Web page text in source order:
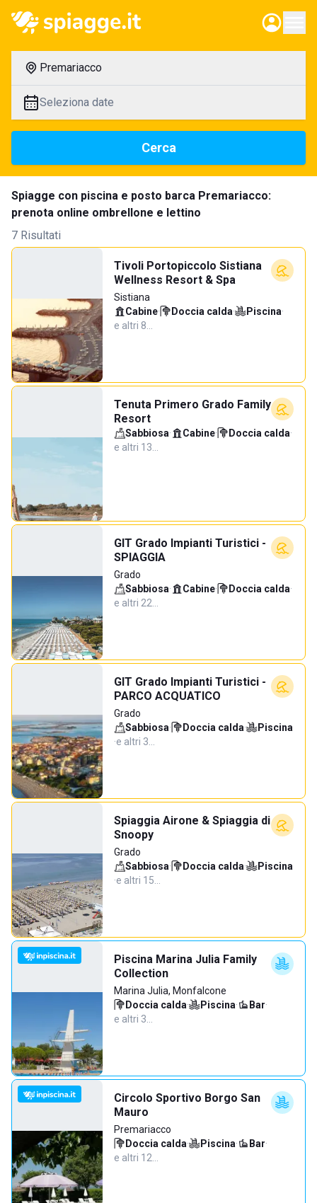
Premariacco
Seleziona date
Cerca
Spiagge con piscina e posto barca Premariacco:
prenota online ombrellone e lettino
7 Risultati
Tivoli Portopiccolo Sistiana
Wellness Resort & Spa
Sistiana
Cabine· Doccia calda· Piscina·
e altri 8…
Tenuta Primero Grado Family
Resort
Sabbiosa· Cabine· Doccia calda·
e altri 13…
GIT Grado Impianti Turistici -
SPIAGGIA
Grado
Sabbiosa· Cabine· Doccia calda·
e altri 22…
GIT Grado Impianti Turistici -
PARCO ACQUATICO
Grado
Sabbiosa· Doccia calda·
Piscina
·e altri 3…
Spiaggia Airone & Spiaggia di
Snoopy
Grado
Sabbiosa· Doccia calda·
Piscina
·e altri 15…
Piscina Marina Julia Family
Collection
Marina Julia, Monfalcone
Doccia calda· Piscina· Bar·
e altri 3…
Circolo Sportivo Borgo San
Mauro
Premariacco
Doccia calda· Piscina· Bar·
e altri 12…